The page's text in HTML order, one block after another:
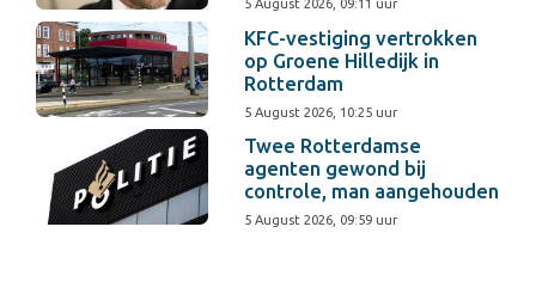
5 August 2026, 09:11 uur
KFC-vestiging vertrokken
op Groene Hilledijk in
Rotterdam
5 August 2026, 10:25 uur
Twee Rotterdamse
agenten gewond bij
controle, man aangehouden
5 August 2026, 09:59 uur